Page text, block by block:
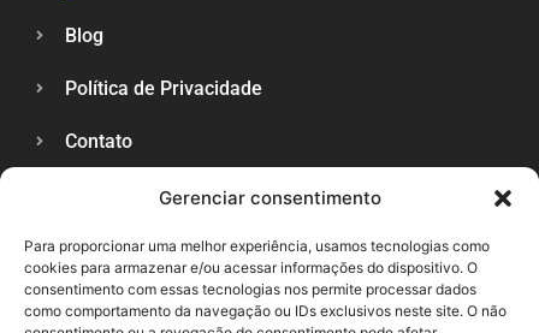
Gerenciar consentimento
Para proporcionar uma melhor experiência, usamos tecnologias como
cookies para armazenar e/ou acessar informações do dispositivo. O
consentimento com essas tecnologias nos permite processar dados
como comportamento da navegação ou IDs exclusivos neste site. O não
Blog
Política de Privacidade
Contato
SUPORTE